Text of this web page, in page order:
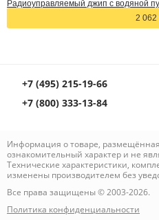
Радиоуправляемый джип с водяной
2 062
+7 (495) 215-19-66
+7 (800) 333-13-84
Информация о товаре, размещённая
ознакомительный характер и не
Технические характеристики,
изменены производителем без
Все права защищены © 2003-2026.
Политика конфиденциальности